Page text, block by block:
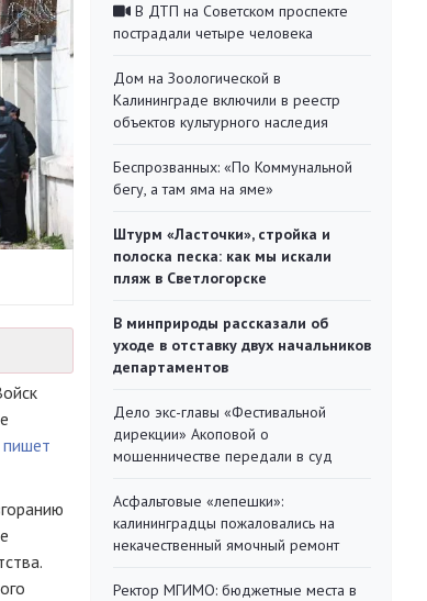
пишет
В ДТП на Советском проспекте
пострадали четыре человека
Дом на Зоологической в
Калининграде включили в реестр
объектов культурного наследия
Беспрозванных: «По Коммунальной
бегу, а там яма на яме»
Штурм «Ласточки», стройка и
полоска песка: как мы искали
пляж в Светлогорске
В минприроды рассказали об
уходе в отставку двух начальников
департаментов
Дело экс-главы «Фестивальной
дирекции» Акоповой о
мошенничестве передали в суд
Асфальтовые «лепешки»:
калининградцы пожаловались на
некачественный ямочный ремонт
Ректор МГИМО: бюджетные места в